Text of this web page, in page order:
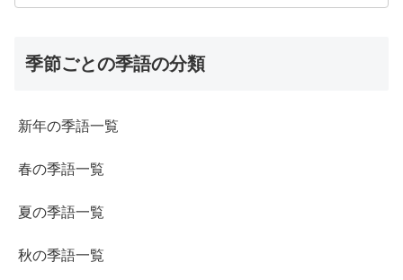
季節ごとの季語の分類
新年の季語一覧
春の季語一覧
夏の季語一覧
秋の季語一覧